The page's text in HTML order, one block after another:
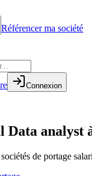
Référencer ma société
Connexion
Data analyst
de portage